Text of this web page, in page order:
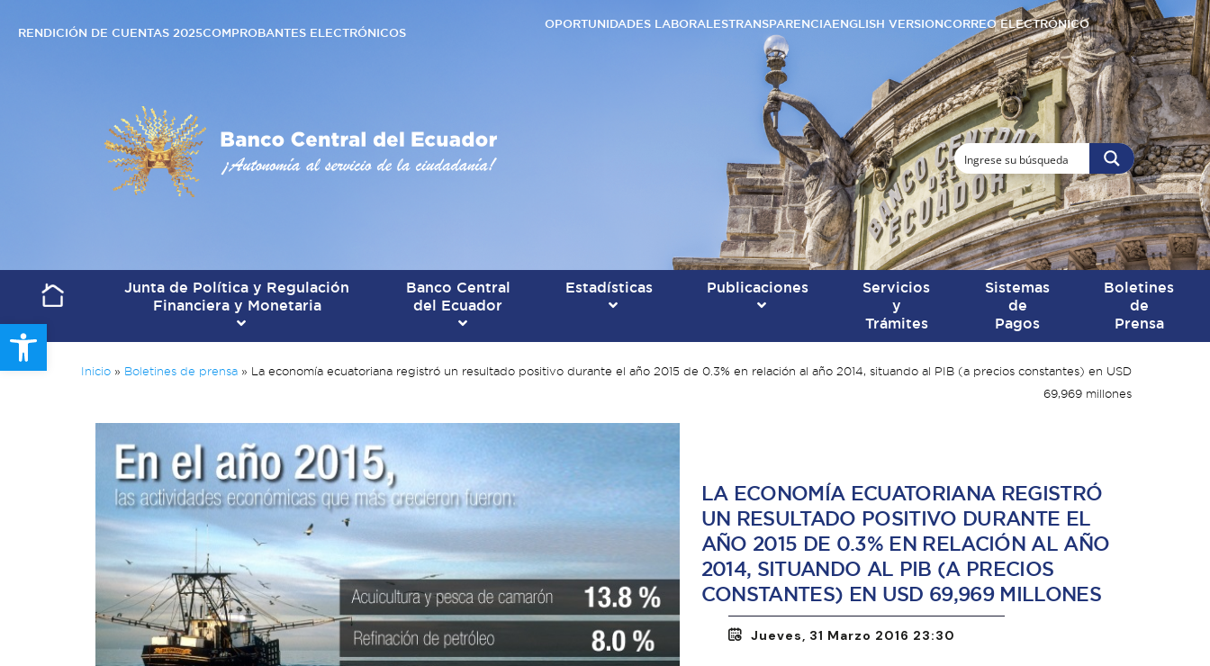
Open toolbar
RENDICIÓN DE CUENTAS 2025COMPROBANTES ELECTRÓNICOS
OPORTUNIDADES LABORALESTRANSPARENCIAENGLISH VERSIONCORREO ELECTRÓNICO
Junta de Política y Regulación
Financiera y Monetaria
Banco Central
del Ecuador
Estadísticas Publicaciones
Servicios
y
Trámites
Sistemas
de
Pagos
Boletines
de
Prensa
Inicio » Boletines de prensa » La economía ecuatoriana registró un resultado positivo durante el año 2015 de 0.3% en relación al año 2014, situando al PIB (a precios constantes) en USD
69,969 millones
LA ECONOMÍA ECUATORIANA REGISTRÓ
UN RESULTADO POSITIVO DURANTE EL
AÑO 2015 DE 0.3% EN RELACIÓN AL AÑO
2014, SITUANDO AL PIB (A PRECIOS
CONSTANTES) EN USD 69,969 MILLONES
Jueves, 31 Marzo 2016 23:30